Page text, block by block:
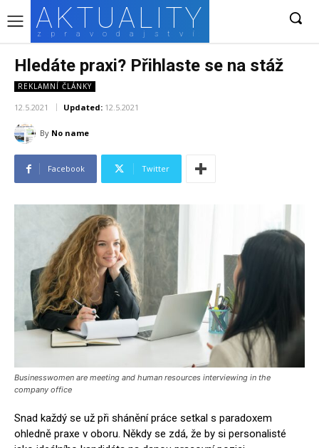
AKTUALITY
zpravodajství
Hledáte praxi? Přihlaste se na stáž
REKLAMNÍ ČLÁNKY
12.5.2021 Updated: 12.5.2021
By No name
Facebook Twitter
Businesswomen are meeting and human resources interviewing in the
company office
Snad každý se už při shánění práce setkal s paradoxem
ohledně praxe v oboru. Někdy se zdá, že by si personalisté